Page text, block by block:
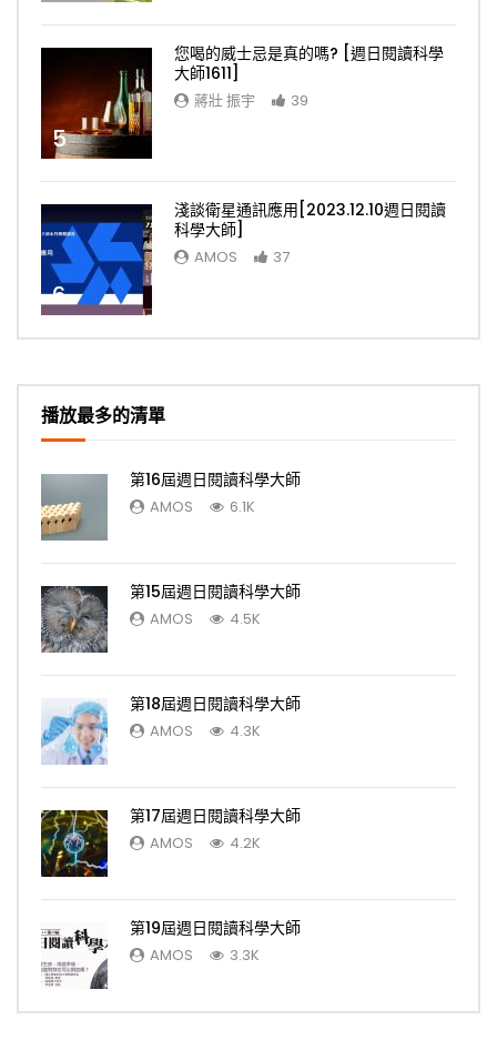
5
您喝的威士忌是真的嗎? [週日閱讀科學
大師1611]
蔣壯 振宇 39
6
淺談衛星通訊應用[2023.12.10週日閱讀
科學大師]
AMOS 37
播放最多的清單
第16屆週日閱讀科學大師
AMOS 6.1K
第15屆週日閱讀科學大師
AMOS 4.5K
第18屆週日閱讀科學大師
AMOS 4.3K
第17屆週日閱讀科學大師
AMOS 4.2K
第19屆週日閱讀科學大師
AMOS 3.3K